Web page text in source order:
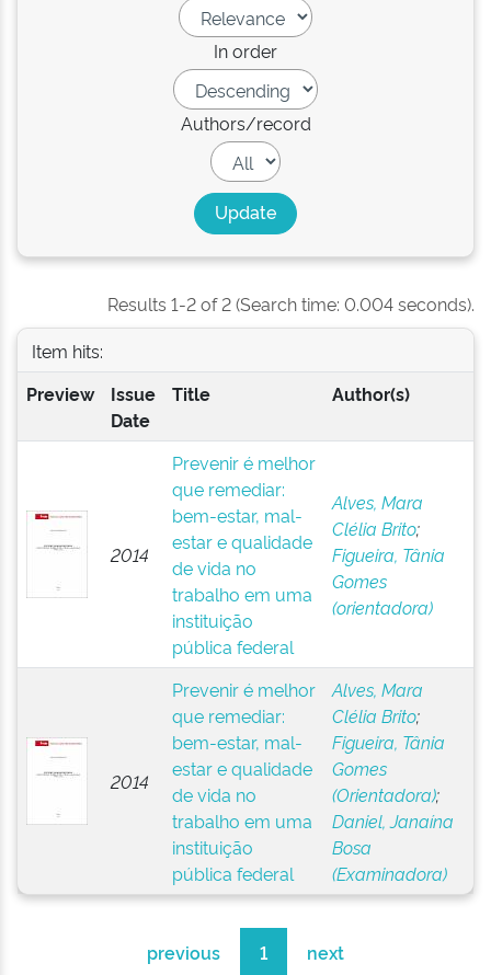
In order
Authors/record
Results 1-2 of 2 (Search time: 0.004 seconds).
Item hits:
Preview
Issue
Date
Title Author(s)
2014
Prevenir é melhor
que remediar:
bem-estar, mal-
estar e qualidade
de vida no
trabalho em uma
instituição
pública federal
Alves, Mara
Clélia Brito;
Figueira, Tânia
Gomes
(orientadora)
2014
Prevenir é melhor
que remediar:
bem-estar, mal-
estar e qualidade
de vida no
trabalho em uma
instituição
pública federal
Alves, Mara
Clélia Brito;
Figueira, Tânia
Gomes
(Orientadora);
Daniel, Janaína
Bosa
(Examinadora)
previous 1 next